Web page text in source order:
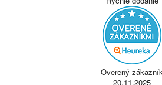
Overený
20.11.2025